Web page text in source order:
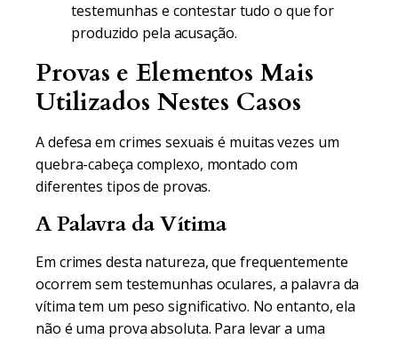
testemunhas e contestar tudo o que for
produzido pela acusação.
Provas e Elementos Mais
Utilizados Nestes Casos
A defesa em crimes sexuais é muitas vezes um
quebra-cabeça complexo, montado com
diferentes tipos de provas.
A Palavra da Vítima
Em crimes desta natureza, que frequentemente
ocorrem sem testemunhas oculares, a palavra da
vítima tem um peso significativo. No entanto, ela
não é uma prova absoluta. Para levar a uma